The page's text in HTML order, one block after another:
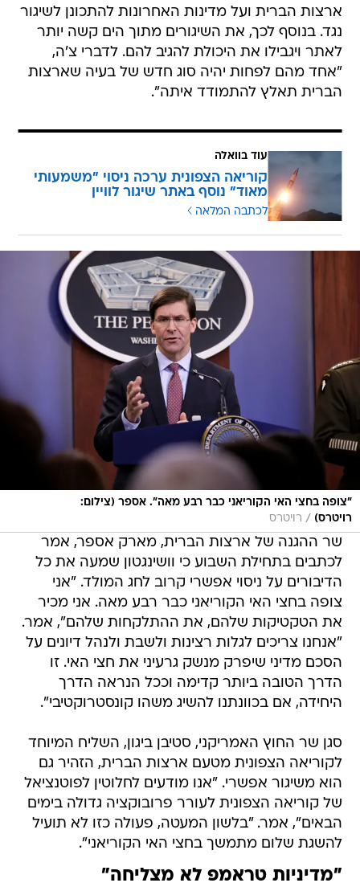
ארצות הברית ועל מדינות האחרונות להתכונן לשיגור
נגד. בנוסף לכך, את השיגורים מתוך הים קשה יותר
לאתר ויגבילו את היכולת להגיב להם. לדברי צ'ה,
"אחד מהם לפחות יהיה סוג חדש של בעיה שארצות
הברית תאלץ להתמודד איתה".
עוד בוואלה
קוריאה הצפונית ערכה ניסוי "משמעותי
מאוד" נוסף באתר שיגור לוויין
לכתבה המלאה
"צופה בחצי האי הקוריאני כבר רבע מאה". אספר (צילום:
רויטרס) / רויטרס
שר ההגנה של ארצות הברית, מארק אספר, אמר
לכתבים בתחילת השבוע כי וושינגטון שמעה את כל
הדיבורים על ניסוי אפשרי קרוב לחג המולד. "אני
צופה בחצי האי הקוריאני כבר רבע מאה. אני מכיר
את הטקטיקות שלהם, את ההתלקחות שלהם", אמר.
"אנחנו צריכים לגלות רצינות ולשבת ולנהל דיונים על
הסכם מדיני שיפרק מנשק גרעיני את חצי האי. זו
הדרך הטובה ביותר קדימה וככל הנראה הדרך
היחידה, אם בכוונתנו להשיג משהו קונסטרוקטיבי".
סגן שר החוץ האמריקני, סטיבן ביגון, השליח המיוחד
לקוריאה הצפונית מטעם ארצות הברית, הזהיר גם
הוא משיגור אפשרי. "אנו מודעים לחלוטין לפוטנציאל
של קוריאה הצפונית לעורר פרובוקציה גדולה בימים
הבאים", אמר. "בלשון המעטה, פעולה כזו לא תועיל
להשגת שלום מתמשך בחצי האי הקוריאני".
"מדיניות טראמפ לא מצליחה"